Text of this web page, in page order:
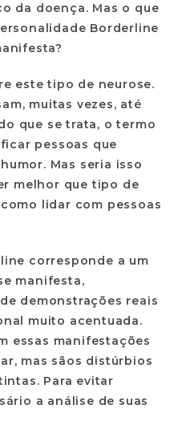
da doença. Mas o que
Borderline
este tipo de neurose.
muitas vezes, até
que se trata, o termo
pessoas que
Mas seria isso
melhor que tipo de
lidar com pessoas
corresponde a um
manifesta,
demonstrações reais
muito acentuada.
essas manifestações
mas sãos distúrbios
Para evitar
a análise de suas